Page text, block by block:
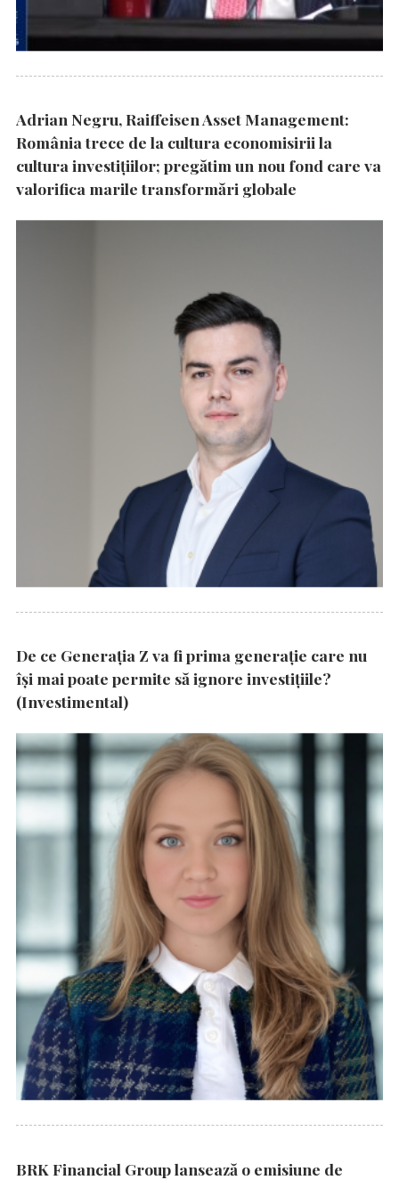
Adrian Negru, Raiffeisen Asset Management:
România trece de la cultura economisirii la
cultura investițiilor; pregătim un nou fond care va
valorifica marile transformări globale
De ce Generația Z va fi prima generație care nu
își mai poate permite să ignore investițiile?
(Investimental)
BRK Financial Group lansează o emisiune de